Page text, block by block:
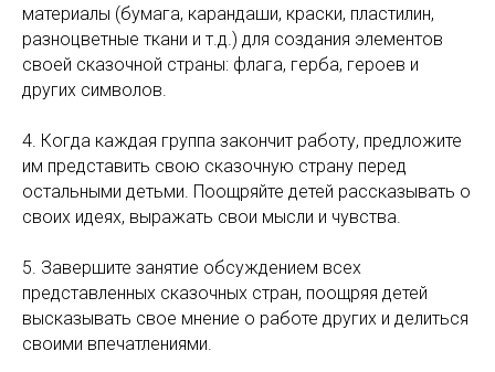
материалы (бумага, карандаши, краски, пластилин,
разноцветные ткани и т.д.) для создания элементов
своей сказочной страны: флага, герба, героев и
других символов.
4. Когда каждая группа закончит работу, предложите
им представить свою сказочную страну перед
остальными детьми. Поощряйте детей рассказывать о
своих идеях, выражать свои мысли и чувства.
5. Завершите занятие обсуждением всех
представленных сказочных стран, поощряя детей
высказывать свое мнение о работе других и делиться
своими впечатлениями.